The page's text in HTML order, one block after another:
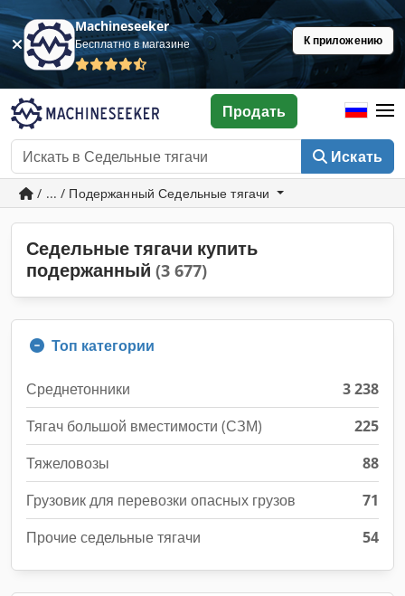
Machineseeker
Бесплатно в магазине К приложению
Искать
Продать
/ ... / Подержанный Седельные тягачи
Седельные тягачи купить
подержанный (3 677)
Топ категории
Среднетонники
3 238
Тягач большой вместимости (СЗМ)
225
Тяжеловозы
88
Грузовик для перевозки опасных грузов
71
Прочие седельные тягачи
54